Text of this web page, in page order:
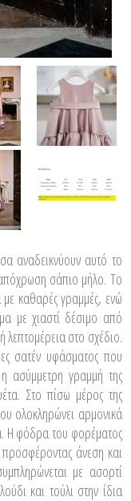
αναδεικνύουν αυτό το
σάπιο μήλο. Το
καθαρές γραμμές, ενώ
με χιαστί δέσιμο από
λεπτομέρεια στο σχέδιο.
σατέν υφάσματος που
ασύμμετρη γραμμή της
Στο πίσω μέρος της
ολοκληρώνει αρμονικά
Η φόδρα του φορέματος
άνεση και
με ασορτί
και τούλι στην ίδια